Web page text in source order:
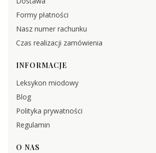
Formy płatności
Nasz numer rachunku
Czas realizacji zamówienia
INFORMACJE
Leksykon miodowy
Blog
Polityka prywatności
Regulamin
O NAS